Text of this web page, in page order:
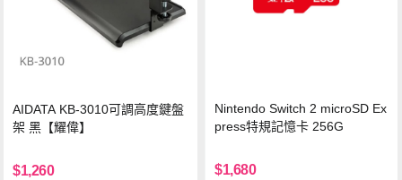
AIDATA KB-3010可調高度鍵盤
架 黑【耀偉】
$1,260
Nintendo Switch 2 microSD Ex
press特規記憶卡 256G
$1,680